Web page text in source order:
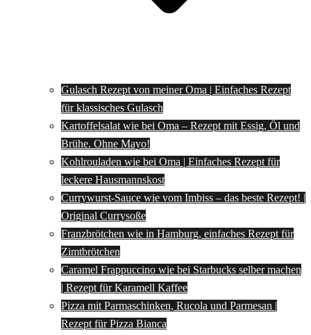
Gulasch Rezept von meiner Oma | Einfaches Rezept
für klassisches Gulasch
Kartoffelsalat wie bei Oma – Rezept mit Essig, Öl und
Brühe. Ohne Mayo!
Kohlrouladen wie bei Oma | Einfaches Rezept für
leckere Hausmannskost
Currywurst-Sauce wie vom Imbiss – das beste Rezept! |
Original Currysoße
Franzbrötchen wie in Hamburg, einfaches Rezept für
Zimtbrötchen
Caramel Frappuccino wie bei Starbucks selber machen
| Rezept für Karamell Kaffee
Pizza mit Parmaschinken, Rucola und Parmesan |
Rezept für Pizza Bianca